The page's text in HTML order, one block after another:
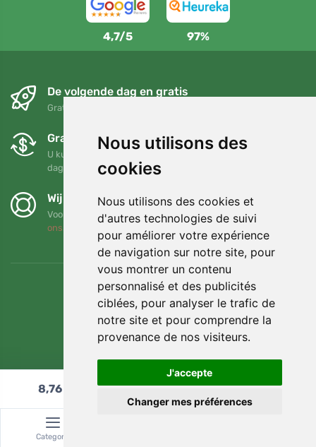
Nous utilisons des
cookies
Nous utilisons des cookies et
d'autres technologies de suivi
pour améliorer votre expérience
de navigation sur notre site, pour
vous montrer un contenu
personnalisé et des publicités
ciblées, pour analyser le trafic de
notre site et pour comprendre la
provenance de nos visiteurs.
J'accepte
Changer mes préférences
4,7/5 97%
De volgende dag en gratis
Gratis verzending voor bestellingen boven 95 EUR
Gratis ruilen en retourneren
U kunt uw bestelling op elk gewenst moment binnen 90
dagen retourneren of ruilen
Wij steunen Trees.org
Voor elke bestelling planten we een boom! Lees meer
ons
8,76€ In winkelwagen
Categorie